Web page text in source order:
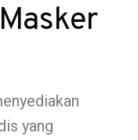
yang